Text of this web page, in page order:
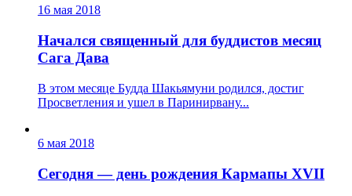
16 мая 2018
Начался священный для буддистов месяц
Сага Дава
В этом месяце Будда Шакьямуни родился, достиг
Просветления и ушел в Паринирвану...
6 мая 2018
Сегодня — день рождения Кармапы XVII